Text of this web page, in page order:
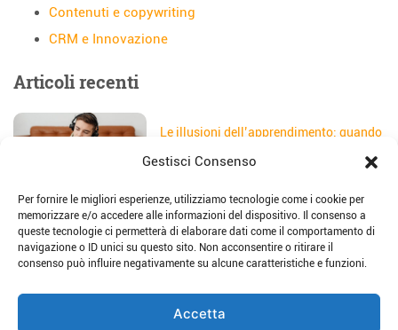
Gestisci Consenso
Per fornire le migliori esperienze, utilizziamo tecnologie come i cookie per
memorizzare e/o accedere alle informazioni del dispositivo. Il consenso a
queste tecnologie ci permetterà di elaborare dati come il comportamento di
navigazione o ID unici su questo sito. Non acconsentire o ritirare il
consenso può influire negativamente su alcune caratteristiche e funzioni.
Accetta
Contenuti e copywriting
CRM e Innovazione
Articoli recenti
Le illusioni dell’apprendimento: quando
Data:5 Agosto 2026
Il sito web della scuola: come
trasformarlo in uno strumento di
storytelling e comunicazione
Data:28 Luglio 2026
Place-based education: dalla teoria alla
pratica per imparare sul territorio